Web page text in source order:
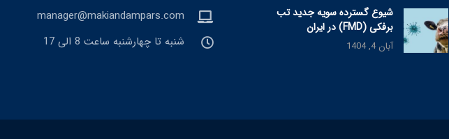
شیوع گسترده سویه جدید تب
برفکی (FMD) در ایران
آبان 4, 1404
manager@makiandampars.com
شنبه تا چهارشنبه ساعت 8 الی 17